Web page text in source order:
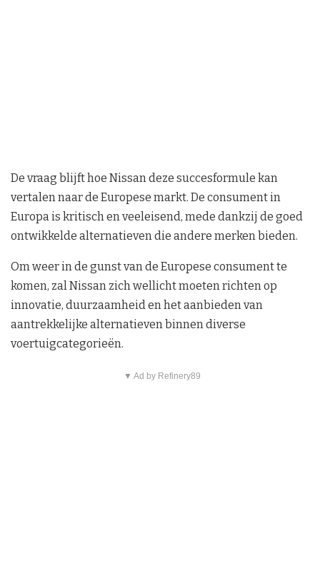
De vraag blijft hoe Nissan deze succesformule kan
vertalen naar de Europese markt. De consument in
Europa is kritisch en veeleisend, mede dankzij de goed
ontwikkelde alternatieven die andere merken bieden.
Om weer in de gunst van de Europese consument te
komen, zal Nissan zich wellicht moeten richten op
innovatie, duurzaamheid en het aanbieden van
aantrekkelijke alternatieven binnen diverse
voertuigcategorieën.
▼ Ad by Refinery89